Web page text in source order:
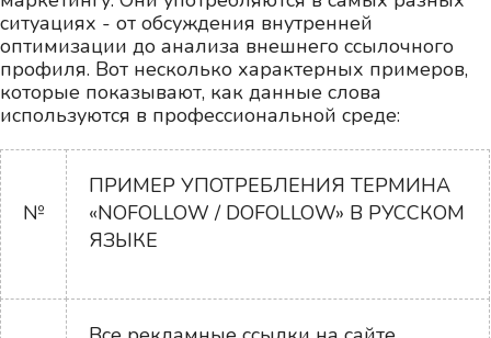
ситуациях - от обсуждения внутренней
оптимизации до анализа внешнего ссылочного
профиля. Вот несколько характерных примеров,
которые показывают, как данные слова
используются в профессиональной среде:
№
ПРИМЕР УПОТРЕБЛЕНИЯ ТЕРМИНА
«NOFOLLOW / DOFOLLOW» В РУССКОМ
ЯЗЫКЕ